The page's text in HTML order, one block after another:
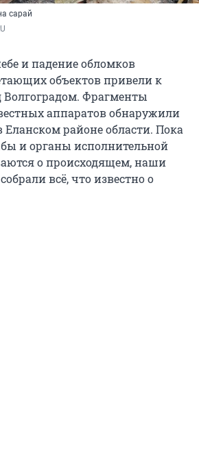
сарай
и падение обломков
объектов привели к
Волгоградом. Фрагменты
аппаратов обнаружили
Еланском районе области. Пока
и органы исполнительной
о происходящем, наши
всё, что известно о